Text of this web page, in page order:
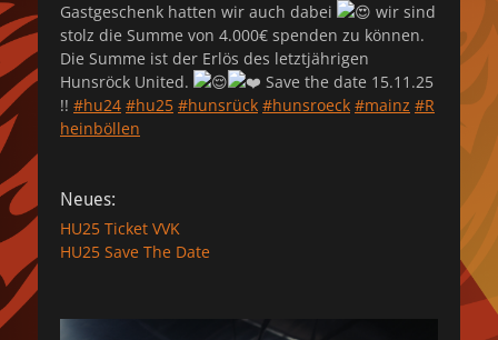
Gastgeschenk hatten wir auch dabei
wir sind
stolz die Summe von 4.000€ spenden zu können.
Die Summe ist der Erlös des letztjährigen
Hunsröck United.
Save the date 15.11.25
!! #hu24 #hu25 #hunsrück #hunsroeck #mainz #R
heinböllen
Neues:
HU25 Ticket VVK
HU25 Save The Date